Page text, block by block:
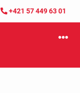
+421 57 449 63 01